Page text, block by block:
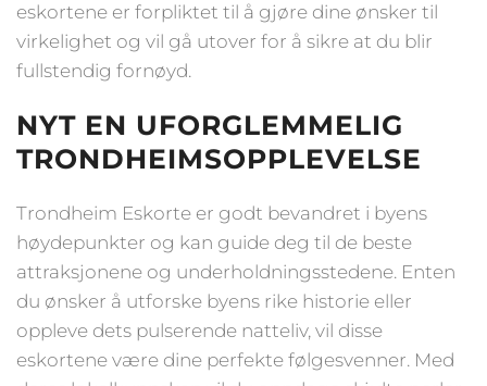
eskortene er forpliktet til å gjøre dine ønsker til
virkelighet og vil gå utover for å sikre at du blir
fullstendig fornøyd.
NYT EN UFORGLEMMELIG
TRONDHEIMSOPPLEVELSE
Trondheim Eskorte er godt bevandret i byens
høydepunkter og kan guide deg til de beste
attraksjonene og underholdningsstedene. Enten
du ønsker å utforske byens rike historie eller
oppleve dets pulserende natteliv, vil disse
eskortene være dine perfekte følgesvenner. Med